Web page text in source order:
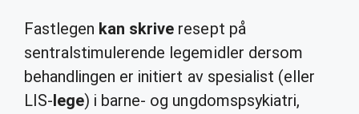
Fastlegen kan skrive resept på
sentralstimulerende legemidler dersom
behandlingen er initiert av spesialist (eller
LIS-lege) i barne- og ungdomspsykiatri,